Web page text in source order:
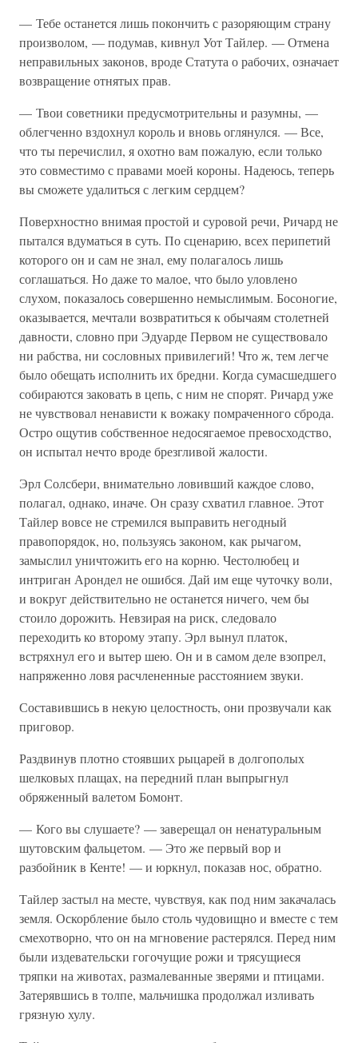
— Тебе останется лишь покончить с разоряющим страну
произволом, — подумав, кивнул Уот Тайлер. — Отмена
неправильных законов, вроде Статута о рабочих, означает
возвращение отнятых прав.
— Твои советники предусмотрительны и разумны, —
облегченно вздохнул король и вновь оглянулся. — Все,
что ты перечислил, я охотно вам пожалую, если только
это совместимо с правами моей короны. Надеюсь, теперь
вы сможете удалиться с легким сердцем?
Поверхностно внимая простой и суровой речи, Ричард не
пытался вдуматься в суть. По сценарию, всех перипетий
которого он и сам не знал, ему полагалось лишь
соглашаться. Но даже то малое, что было уловлено
слухом, показалось совершенно немыслимым. Босоногие,
оказывается, мечтали возвратиться к обычаям столетней
давности, словно при Эдуарде Первом не существовало
ни рабства, ни сословных привилегий! Что ж, тем легче
было обещать исполнить их бредни. Когда сумасшедшего
собираются заковать в цепь, с ним не спорят. Ричард уже
не чувствовал ненависти к вожаку помраченного сброда.
Остро ощутив собственное недосягаемое превосходство,
он испытал нечто вроде брезгливой жалости.
Эрл Солсбери, внимательно ловивший каждое слово,
полагал, однако, иначе. Он сразу схватил главное. Этот
Тайлер вовсе не стремился выправить негодный
правопорядок, но, пользуясь законом, как рычагом,
замыслил уничтожить его на корню. Честолюбец и
интриган Арондел не ошибся. Дай им еще чуточку воли,
и вокруг действительно не останется ничего, чем бы
стоило дорожить. Невзирая на риск, следовало
переходить ко второму этапу. Эрл вынул платок,
встряхнул его и вытер шею. Он и в самом деле взопрел,
напряженно ловя расчлененные расстоянием звуки.
Составившись в некую целостность, они прозвучали как
приговор.
Раздвинув плотно стоявших рыцарей в долгополых
шелковых плащах, на передний план выпрыгнул
обряженный валетом Бомонт.
— Кого вы слушаете? — заверещал он ненатуральным
шутовским фальцетом. — Это же первый вор и
разбойник в Кенте! — и юркнул, показав нос, обратно.
Тайлер застыл на месте, чувствуя, как под ним закачалась
земля. Оскорбление было столь чудовищно и вместе с тем
смехотворно, что он на мгновение растерялся. Перед ним
были издевательски гогочущие рожи и трясущиеся
тряпки на животах, размалеванные зверями и птицами.
Затерявшись в толпе, мальчишка продолжал изливать
грязную хулу.